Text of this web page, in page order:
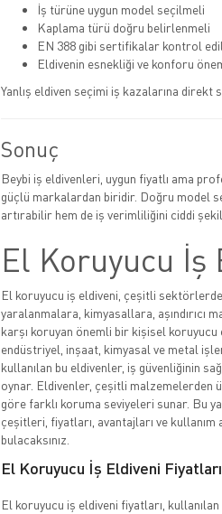
İş türüne uygun model seçilmeli
Kaplama türü doğru belirlenmeli
EN 388 gibi sertifikalar kontrol
Eldivenin esnekliği ve konforu
Yanlış eldiven seçimi iş kazalarına direkt
Sonuç
Beybi iş eldivenleri, uygun fiyatlı ama
güçlü markalardan biridir. Doğru model
artırabilir hem de iş verimliliğini ciddi
El Koruyucu İş
El koruyucu iş eldiveni, çeşitli
yaralanmalara, kimyasallara, aşındırıcı
karşı koruyan önemli bir kişisel koruyucu
endüstriyel, inşaat, kimyasal ve metal
kullanılan bu eldivenler, iş güvenliğinin
oynar. Eldivenler, çeşitli malzemelerden
göre farklı koruma seviyeleri sunar. Bu
çeşitleri, fiyatları, avantajları ve kullanım
bulacaksınız.
El Koruyucu İş Eldiveni Fiyatları
El koruyucu iş eldiveni fiyatları, kullanılan